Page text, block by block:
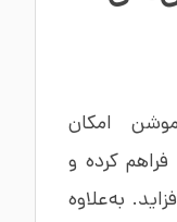
امکان
کرده و
به‌علاوه